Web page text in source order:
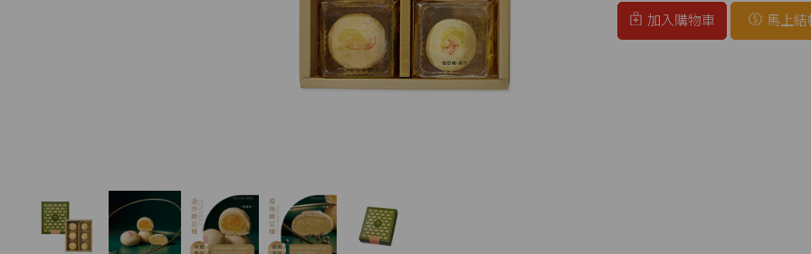
加入購物車 馬上